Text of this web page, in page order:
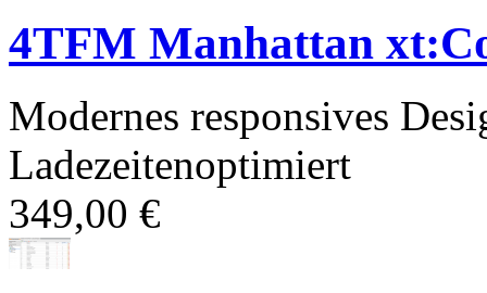
4TFM Manhattan
Modernes responsives
Ladezeitenoptimiert
349,00 €